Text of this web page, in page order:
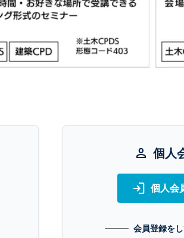
person 個人
login 個人会
会員登録を